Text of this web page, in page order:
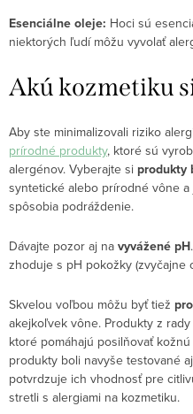
Esenciálne oleje: Hoci sú
niektorých ľudí môžu vyvolať
Akú kozmetiku
Aby ste minimalizovali riziko
prírodné produkty, ktoré sú
alergénov. Vyberajte si produkty
syntetické alebo prírodné vône
spôsobia podráždenie.
Dávajte pozor aj na vyvážené pH
zhoduje s pH pokožky (zvyčajne
Skvelou voľbou môžu byť tiež
akejkoľvek vône. Produkty z rady
ktoré pomáhajú posilňovať
produkty boli navyše testované
potvrdzuje ich vhodnosť pre
stretli s alergiami na kozmetiku.